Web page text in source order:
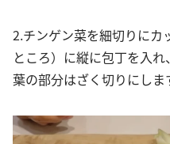
2.チンゲン菜を細切りにカ
ところ）に縦に包丁を入れ
葉の部分はざく切りにしま